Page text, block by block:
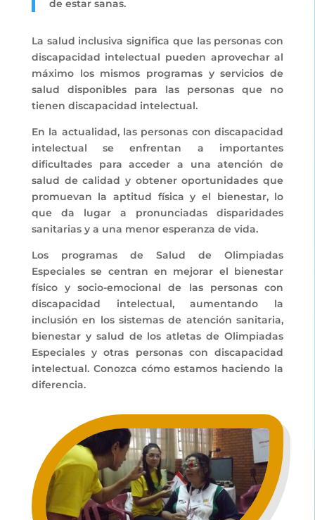
de estar sanas.
La salud inclusiva significa que las personas con
discapacidad intelectual pueden aprovechar al
máximo los mismos programas y servicios de
salud disponibles para las personas que no
tienen discapacidad intelectual.
En la actualidad, las personas con discapacidad
intelectual se enfrentan a importantes
dificultades para acceder a una atención de
salud de calidad y obtener oportunidades que
promuevan la aptitud física y el bienestar, lo
que da lugar a pronunciadas disparidades
sanitarias y a una menor esperanza de vida.
Los programas de Salud de Olimpiadas
Especiales se centran en mejorar el bienestar
físico y socio-emocional de las personas con
discapacidad intelectual, aumentando la
inclusión en los sistemas de atención sanitaria,
bienestar y salud de los atletas de Olimpiadas
Especiales y otras personas con discapacidad
intelectual. Conozca cómo estamos haciendo la
diferencia.